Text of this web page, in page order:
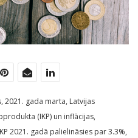
2021. gada marta, Latvijas
(IKP) un inflācijas,
2021. gadā palielināsies par 3.3%,